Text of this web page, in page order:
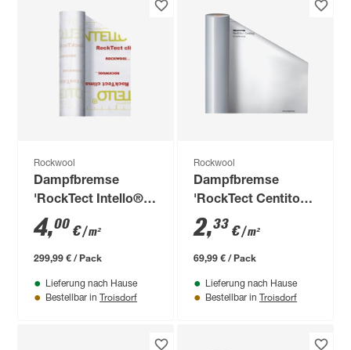
Rockwool
Dampfbremse
'RockTect Intello®
climate Plus' 50 x
1,5 m
4,00 €/ m²
299,99 € / Pack
Lieferung nach Hause
Bestellbar in Troisdorf
Rockwool
Dampfbremse
'RockTect Centitop'
15 x 2 m
2,33 €/ m²
69,99 € / Pack
Lieferung nach Hause
Bestellbar in Troisdorf